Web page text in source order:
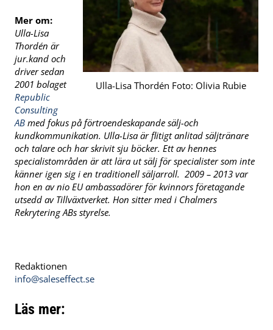
Ulla-Lisa Thordén Foto: Olivia Rubie
Mer om:
Ulla-Lisa
Thordén är
jur.kand och
driver sedan
2001 bolaget
Republic
Consulting
AB med fokus på förtroendeskapande sälj-och
kundkommunikation. Ulla-Lisa är flitigt anlitad säljtränare
och talare och har skrivit sju böcker. Ett av hennes
specialistområden är att lära ut sälj för specialister som inte
känner igen sig i en traditionell säljarroll. 2009 – 2013 var
hon en av nio EU ambassadörer för kvinnors företagande
utsedd av Tillväxtverket. Hon sitter med i Chalmers
Rekrytering ABs styrelse.
Redaktionen
info@saleseffect.se
Läs mer: